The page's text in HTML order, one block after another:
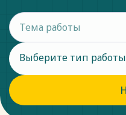
Выберите тип работы